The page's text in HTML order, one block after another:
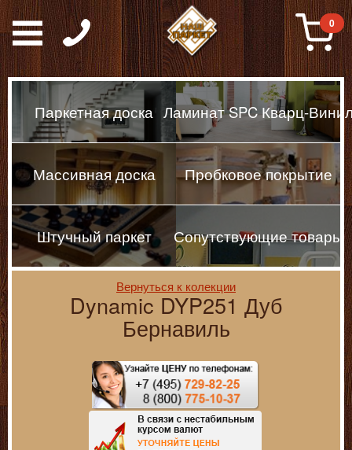
Паркет, Штучный
0
Паркетная доска Ламинат SPC Кварц-
Массивная доска Пробковое покрытие
Штучный паркет Сопутствующие товары
Dynamic DYP251 Дуб
Бернавиль
Вернуться к колекции